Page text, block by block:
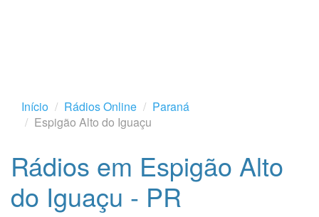
Início Rádios Online
Paraná
Espigão Alto do Iguaçu
Rádios em Espigão Alto
do Iguaçu - PR